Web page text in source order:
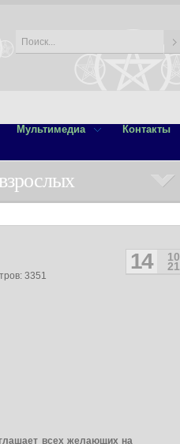
Мультимедиа Контакты
10
21
14
3351
всех желающих на